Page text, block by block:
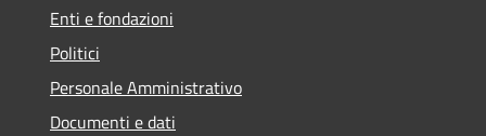
Enti e fondazioni
Politici
Personale Amministrativo
Documenti e dati